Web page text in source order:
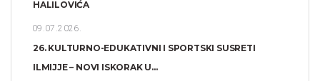
HALILOVIĆA
09.07.2026.
26. KULTURNO-EDUKATIVNI I SPORTSKI SUSRETI
ILMIJJE – NOVI ISKORAK U...